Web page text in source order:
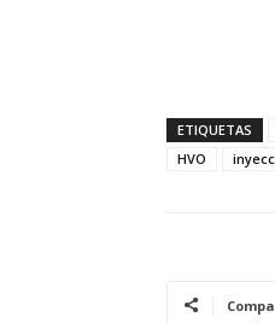
ETIQUETAS
HVO